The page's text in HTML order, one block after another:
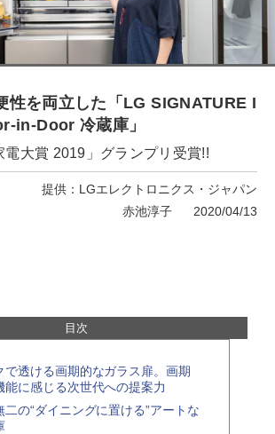
性を両立した「LG SIGNATURE I
in-Door 冷蔵庫」
電大賞 2019」グランプリ受賞!!
提供：LGエレクトロニクス・ジャパン
赤池淳子
2020/04/13
目次
で透ける画期的なガラス扉。画期
能に感じる次世代への提案力
二の“ダイニングに置ける”アートな